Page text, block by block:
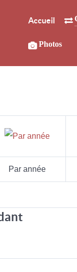
Accueil
Photos
Par année